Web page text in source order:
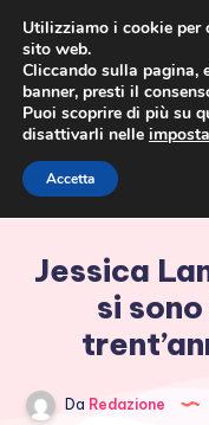
Jessica
si
Da Redazione
Utilizziamo i cookie
sito web.
Cliccando sulla pagina,
banner, presti il
Puoi scoprire di più su
disattivarli nelle
Accetta